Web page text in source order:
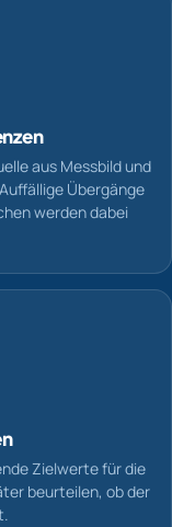
aus Messbild und
Übergänge
werden dabei
Zielwerte für die
beurteilen, ob der